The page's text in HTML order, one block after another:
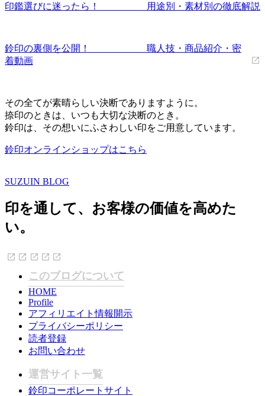
印鑑選びに迷ったら！ 用途別・素材別の徹底解説
鈴印の裏側を公開！ 職人技・商品紹介・密
着動画
その全てが素晴らしい決断でありますように。
捺印のときは、いつも大切な決断のとき。
鈴印は、その想いにふさわしい印をご用意しています。
鈴印オンラインショップはこちら
SUZUIN BLOG
印を通して、お客様の価値を高めた
い。
このブログについて
HOME
Profile
アフィリエイト情報開示
プライバシーポリシー
読者登録
お問い合わせ
運営サイト一覧
鈴印コーポレートサイト